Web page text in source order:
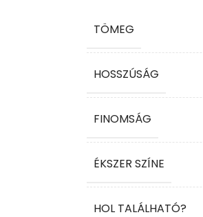
TÖMEG
HOSSZÚSÁG
FINOMSÁG
ÉKSZER SZÍNE
HOL TALÁLHATÓ?